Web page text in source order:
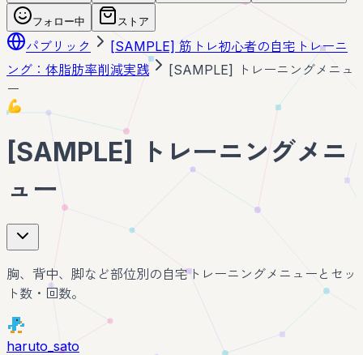
フォロー中 ストア
パブリック
[SAMPLE] 筋トレ初心者の自宅トレーニ
ング：体脂肪率削減実践
[SAMPLE] トレーニングメニュ
ー
💪
[SAMPLE] トレーニングメニ
ュー
胸、背中、脚など部位別の自宅トレーニングメニューとセッ
ト数・回数。
haruto_sato